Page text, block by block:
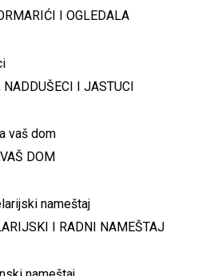
I OGLEDALA
NADDUŠECI I JASTUCI
DOM
I RADNI NAMEŠTAJ